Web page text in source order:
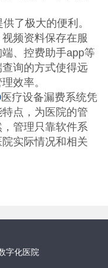
了极大的便利。
频资料保存在服
、控费助手app等
询的方式使得远
效率。
医疗设备漏费系统凭
点，为医院的管
管理只靠软件系
实际情况和相关
字化医院